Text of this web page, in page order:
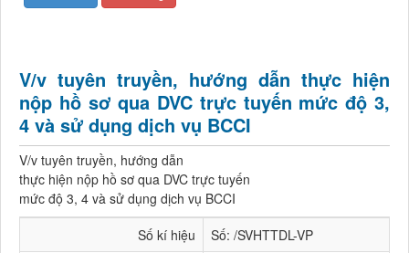
V/v tuyên truyền, hướng dẫn thực hiện
nộp hồ sơ qua DVC trực tuyến mức độ 3,
4 và sử dụng dịch vụ BCCI
V/v tuyên truyền, hướng dẫn
thực hiện nộp hồ sơ qua DVC trực tuyến
mức độ 3, 4 và sử dụng dịch vụ BCCI
Số kí hiệu
Số: /SVHTTDL-VP